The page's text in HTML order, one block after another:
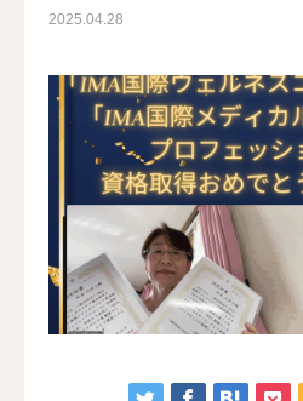
2025.04.28
協会概要
メディカルアロマとは
卒業生の声
認定講座
体験講座
サロン開業